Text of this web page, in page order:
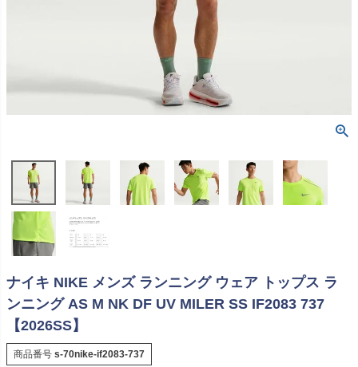
ナイキ NIKE メンズ ランニング ウェア トップス ラ
ンニング AS M NK DF UV MILER SS IF2083 737
【2026SS】
商品番号 s-70nike-if2083-737